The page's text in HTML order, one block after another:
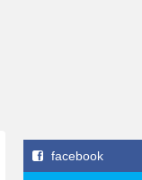
facebook